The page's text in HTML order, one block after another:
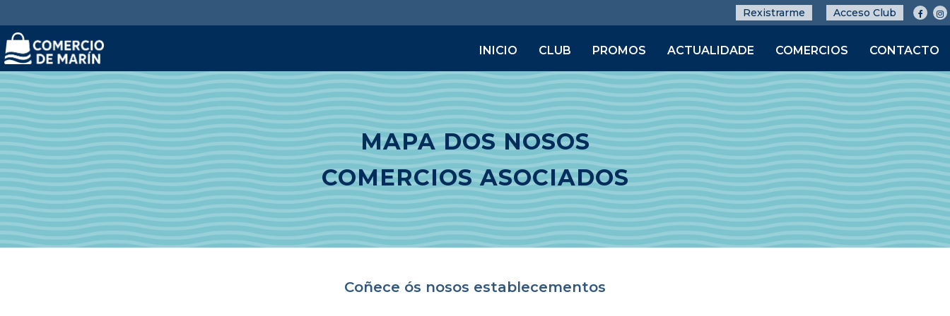
Rexistrarme Acceso Club
INICIO CLUB PROMOS ACTUALIDADE COMERCIOS CONTACTO
MAPA DOS NOSOS
COMERCIOS ASOCIADOS
Coñece ós nosos establecementos